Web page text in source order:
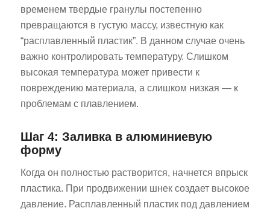
временем твердые гранулы постепенно
превращаются в густую массу, известную как
“расплавленный пластик”. В данном случае очень
важно контролировать температуру. Слишком
высокая температура может привести к
повреждению материала, а слишком низкая — к
проблемам с плавлением.
Шаг 4: Заливка в алюминиевую
форму
Когда он полностью растворится, начнется впрыск
пластика. При продвижении шнек создает высокое
давление. Расплавленный пластик под давлением